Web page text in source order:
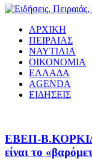
ΑΡΧΙΚΗ
ΠΕΙΡΑΙΑΣ
ΝΑΥΤΙΛΙΑ
ΟΙΚΟΝΟΜΙΑ
ΕΛΛΑΔΑ
AGENDA
ΕΙΔΗΣΕΙΣ
EΒΕΠ-
είναι το